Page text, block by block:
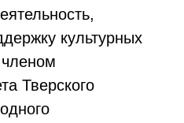
культурных
Тверского